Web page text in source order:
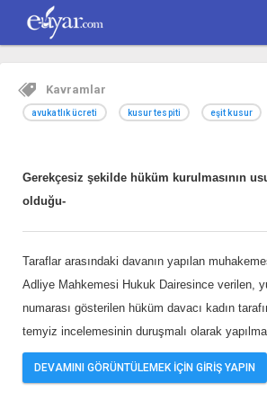
Kavramlar
avukatlık ücreti kusur tespiti eşit kusur
Gerekçesiz şekilde hüküm kurulmasının
olduğu-
Taraflar arasındaki davanın yapılan
Adliye Mahkemesi Hukuk Dairesince verilen,
numarası gösterilen hüküm davacı kadın
temyiz incelemesinin duruşmalı olarak
DEVAMINI GÖRÜNTÜLEMEK İÇİN GİRİŞ YAPIN